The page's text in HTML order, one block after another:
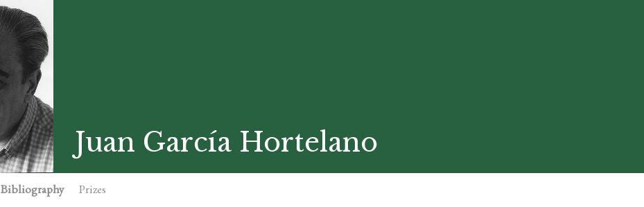
Juan García Hortelano
Bibliography Prizes